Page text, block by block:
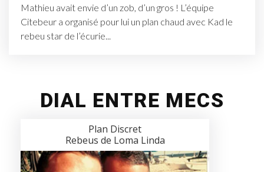
Mathieu avait envie d’un zob, d’un gros ! L’équipe
Citebeur a organisé pour lui un plan chaud avec Kad le
rebeu star de l’écurie...
DIAL ENTRE MECS